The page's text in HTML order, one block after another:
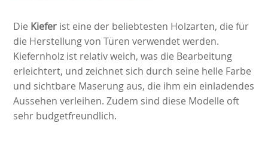
Die Kiefer ist eine der beliebtesten Holzarten, die für
die Herstellung von Türen verwendet werden.
Kiefernholz ist relativ weich, was die Bearbeitung
erleichtert, und zeichnet sich durch seine helle Farbe
und sichtbare Maserung aus, die ihm ein einladendes
Aussehen verleihen. Zudem sind diese Modelle oft
sehr budgetfreundlich.